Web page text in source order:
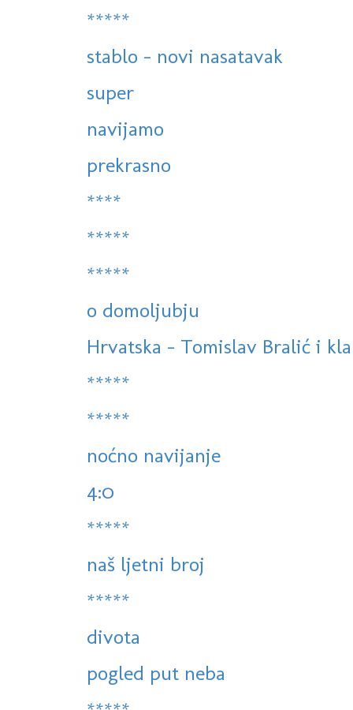
*****
stablo - novi nasatavak
super
navijamo
prekrasno
****
*****
*****
o domoljubju
Hrvatska - Tomislav Bralić i
*****
*****
noćno navijanje
4:0
*****
naš ljetni broj
*****
divota
pogled put neba